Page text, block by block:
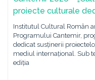
proiecte culturale
Institutul Cultural Român
Programului Cantemir,
dedicat susținerii
mediul internațional. Sub
ediția